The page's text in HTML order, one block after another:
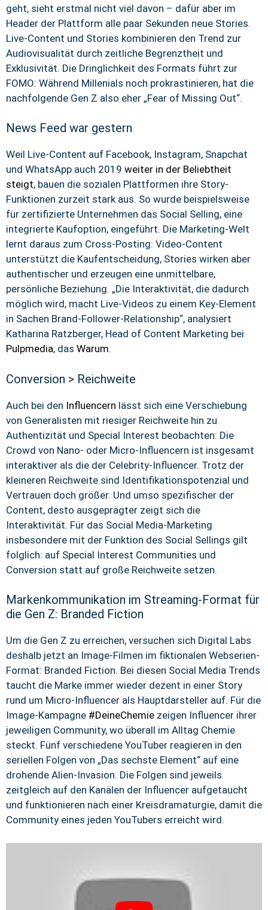
geht, sieht erstmal nicht viel davon – dafür aber im
Header der Plattform alle paar Sekunden neue Stories.
Live-Content und Stories kombinieren den Trend zur
Audiovisualität durch zeitliche Begrenztheit und
Exklusivität. Die Dringlichkeit des Formats führt zur
FOMO: Während Millenials noch prokrastinieren, hat die
nachfolgende Gen Z also eher „Fear of Missing Out“.
News Feed war gestern
Weil Live-Content auf Facebook, Instagram, Snapchat
und WhatsApp auch 2019 weiter in der Beliebtheit
steigt, bauen die sozialen Plattformen ihre Story-
Funktionen zurzeit stark aus. So wurde beispielsweise
für zertifizierte Unternehmen das Social Selling, eine
integrierte Kaufoption, eingeführt. Die Marketing-Welt
lernt daraus zum Cross-Posting: Video-Content
unterstützt die Kaufentscheidung, Stories wirken aber
authentischer und erzeugen eine unmittelbare,
persönliche Beziehung. „Die Interaktivität, die dadurch
möglich wird, macht Live-Videos zu einem Key-Element
in Sachen Brand-Follower-Relationship“, analysiert
Katharina Ratzberger, Head of Content Marketing bei
Pulpmedia, das Warum.
Conversion > Reichweite
Auch bei den Influencern lässt sich eine Verschiebung
von Generalisten mit riesiger Reichweite hin zu
Authentizität und Special Interest beobachten: Die
Crowd von Nano- oder Micro-Influencern ist insgesamt
interaktiver als die der Celebrity-Influencer. Trotz der
kleineren Reichweite sind Identifikationspotenzial und
Vertrauen doch größer. Und umso spezifischer der
Content, desto ausgeprägter zeigt sich die
Interaktivität. Für das Social Media-Marketing
insbesondere mit der Funktion des Social Sellings gilt
folglich: auf Special Interest Communities und
Conversion statt auf große Reichweite setzen.
Markenkommunikation im Streaming-Format für
die Gen Z: Branded Fiction
Um die Gen Z zu erreichen, versuchen sich Digital Labs
deshalb jetzt an Image-Filmen im fiktionalen Webserien-
Format: Branded Fiction. Bei diesen Social Media Trends
taucht die Marke immer wieder dezent in einer Story
rund um Micro-Influencer als Hauptdarsteller auf. Für die
Image-Kampagne #DeineChemie zeigen Influencer ihrer
jeweiligen Community, wo überall im Alltag Chemie
steckt. Fünf verschiedene YouTuber reagieren in den
seriellen Folgen von „Das sechste Element“ auf eine
drohende Alien-Invasion. Die Folgen sind jeweils
zeitgleich auf den Kanälen der Influencer aufgetaucht
und funktionieren nach einer Kreisdramaturgie, damit die
Community eines jeden YouTubers erreicht wird.